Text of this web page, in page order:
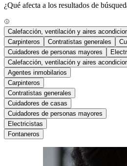
¿Qué afecta a los resultados de
Calefacción, ventilación y aires
Carpinteros
Contratistas generales
Cuidadores de personas mayores
Calefacción, ventilación y aires
Agentes inmobilarios
Carpinteros
Contratistas generales
Cuidadores de casas
Cuidadores de personas mayores
Electricistas
Fontaneros